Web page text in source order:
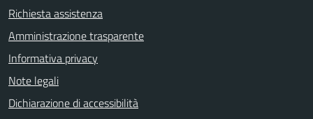
Richiesta assistenza
Amministrazione trasparente
Informativa privacy
Note legali
Dichiarazione di accessibilità